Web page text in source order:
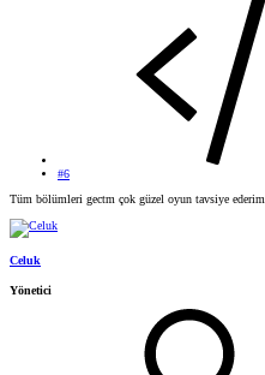
#6
Tüm bölümleri gectm çok güzel oyun tavsiye ederim
Celuk
Yönetici